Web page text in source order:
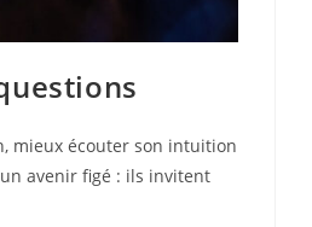
mieux écouter son intuition
avenir figé : ils invitent